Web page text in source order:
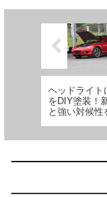
ヘッドライト
をDIY塗装！
と強い対候性